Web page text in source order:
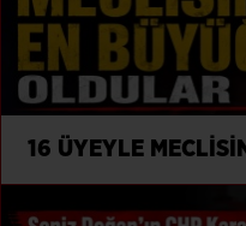
16 ÜYEYLE